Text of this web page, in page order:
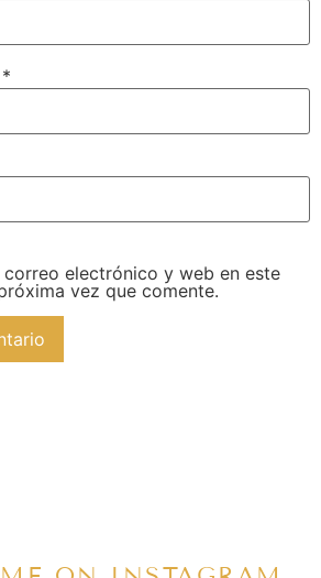
*
correo electrónico y web en este
vez que comente.